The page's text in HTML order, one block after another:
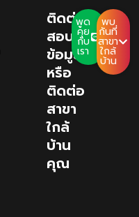
ติดต่อ
สอบถาม
ข้อมูล
หรือ
ติดต่อ
สาขา
ใกล้
บ้าน
คุณ
พูด
คุย
กับ
เรา
พบ
กันที่
สาขา
ใกล้
บ้าน